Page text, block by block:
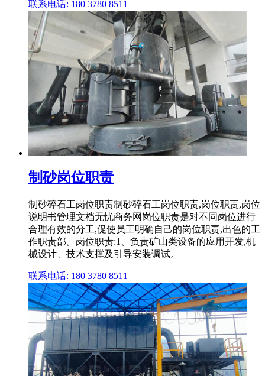
联系电话: 180 3780 8511
制砂岗位职责
制砂碎石工岗位职责制砂碎石工岗位职责,岗位职责,岗位
说明书管理文档无忧商务网岗位职责是对不同岗位进行
合理有效的分工,促使员工明确自己的岗位职责,出色的工
作职责部。岗位职责:1、负责矿山类设备的应用开发,机
械设计、技术支撑及引导安装调试。
联系电话: 180 3780 8511